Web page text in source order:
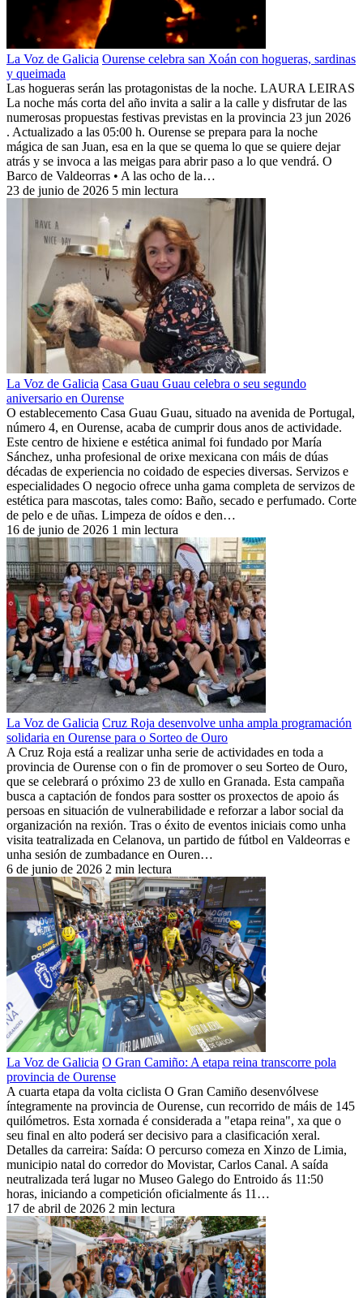
La Voz de Galicia Ourense celebra san Xoán con hogueras, sardinas
y queimada
Las hogueras serán las protagonistas de la noche. LAURA LEIRAS
La noche más corta del año invita a salir a la calle y disfrutar de las
numerosas propuestas festivas previstas en la provincia 23 jun 2026
. Actualizado a las 05:00 h. Ourense se prepara para la noche
mágica de san Juan, esa en la que se quema lo que se quiere dejar
atrás y se invoca a las meigas para abrir paso a lo que vendrá. O
Barco de Valdeorras • A las ocho de la…
23 de junio de 2026 5 min lectura
La Voz de Galicia Casa Guau Guau celebra o seu segundo
aniversario en Ourense
O establecemento Casa Guau Guau, situado na avenida de Portugal,
número 4, en Ourense, acaba de cumprir dous anos de actividade.
Este centro de hixiene e estética animal foi fundado por María
Sánchez, unha profesional de orixe mexicana con máis de dúas
décadas de experiencia no coidado de especies diversas. Servizos e
especialidades O negocio ofrece unha gama completa de servizos de
estética para mascotas, tales como: Baño, secado e perfumado. Corte
de pelo e de uñas. Limpeza de oídos e den…
16 de junio de 2026 1 min lectura
La Voz de Galicia Cruz Roja desenvolve unha ampla programación
solidaria en Ourense para o Sorteo de Ouro
A Cruz Roja está a realizar unha serie de actividades en toda a
provincia de Ourense con o fin de promover o seu Sorteo de Ouro,
que se celebrará o próximo 23 de xullo en Granada. Esta campaña
busca a captación de fondos para sostter os proxectos de apoio ás
persoas en situación de vulnerabilidade e reforzar a labor social da
organización na rexión. Tras o éxito de eventos iniciais como unha
visita teatralizada en Celanova, un partido de fútbol en Valdeorras e
unha sesión de zumbadance en Ouren…
6 de junio de 2026 2 min lectura
La Voz de Galicia O Gran Camiño: A etapa reina transcorre pola
provincia de Ourense
A cuarta etapa da volta ciclista O Gran Camiño desenvólvese
íntegramente na provincia de Ourense, cun recorrido de máis de 145
quilómetros. Esta xornada é considerada a "etapa reina", xa que o
seu final en alto poderá ser decisivo para a clasificación xeral.
Detalles da carreira: Saída: O percurso comeza en Xinzo de Limia,
municipio natal do corredor do Movistar, Carlos Canal. A saída
neutralizada terá lugar no Museo Galego do Entroido ás 11:50
horas, iniciando a competición oficialmente ás 11…
17 de abril de 2026 2 min lectura